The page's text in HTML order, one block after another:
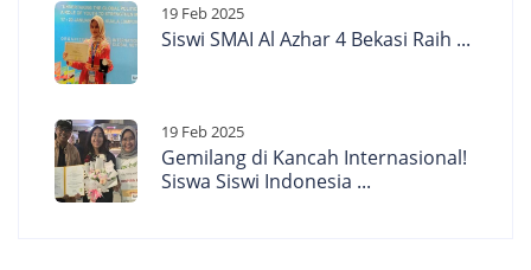
19 Feb 2025
Siswi SMAI Al Azhar 4 Bekasi Raih ...
19 Feb 2025
Gemilang di Kancah Internasional!
Siswa Siswi Indonesia ...